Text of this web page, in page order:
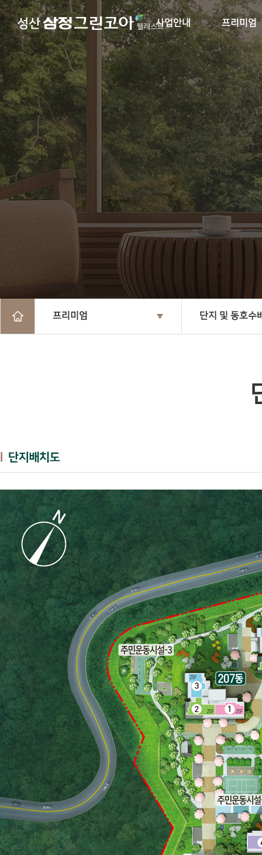
사업안내
사업개요
브랜드소개
오시는길
프리미엄
입지환경
단지설계
단지 및 동호수배
커뮤니티
프리미엄 단지 및 동호수